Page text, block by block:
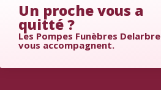
Un proche vous a
quitté ?
Les Pompes Funèbres Delarbre
vous accompagnent.